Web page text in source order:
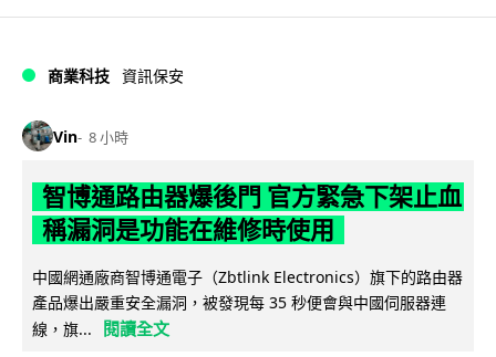
商業科技 資訊保安
Vin 8 小時
智博通路由器爆後門 官方緊急下架止血
稱漏洞是功能在維修時使用
中國網通廠商智博通電子（Zbtlink Electronics）旗下的路由器
產品爆出嚴重安全漏洞，被發現每 35 秒便會與中國伺服器連
線，旗...
閱讀全文